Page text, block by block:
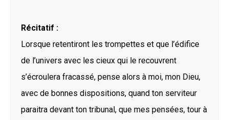
Récitatif :
Lorsque retentiront les trompettes et que l’édifice
de l’univers avec les cieux qui le recouvrent
s’écroulera fracassé, pense alors à moi, mon Dieu,
avec de bonnes dispositions, quand ton serviteur
paraitra devant ton tribunal, que mes pensées, tour à